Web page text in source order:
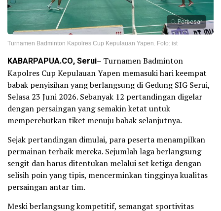
Perbesar
Turnamen Badminton Kapolres Cup Kepulauan Yapen. Foto: ist
KABARPAPUA.CO, Serui– Turnamen Badminton
Kapolres Cup Kepulauan Yapen memasuki hari keempat
babak penyisihan yang berlangsung di Gedung SIG Serui,
Selasa 23 Juni 2026. Sebanyak 12 pertandingan digelar
dengan persaingan yang semakin ketat untuk
memperebutkan tiket menuju babak selanjutnya.
Sejak pertandingan dimulai, para peserta menampilkan
permainan terbaik mereka. Sejumlah laga berlangsung
sengit dan harus ditentukan melalui set ketiga dengan
selisih poin yang tipis, mencerminkan tingginya kualitas
persaingan antar tim.
Meski berlangsung kompetitif, semangat sportivitas